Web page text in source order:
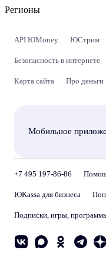
Регионы
API ЮMoney ЮСтрим
Безопасность в интернете
Карта сайта Про деньги
Мобильное
+7 495 197-86-86
ЮKassa для бизнеса
Подписки, игры,